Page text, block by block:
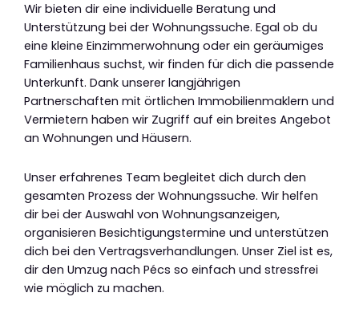
Wir bieten dir eine individuelle Beratung und
Unterstützung bei der Wohnungssuche. Egal ob du
eine kleine Einzimmerwohnung oder ein geräumiges
Familienhaus suchst, wir finden für dich die passende
Unterkunft. Dank unserer langjährigen
Partnerschaften mit örtlichen Immobilienmaklern und
Vermietern haben wir Zugriff auf ein breites Angebot
an Wohnungen und Häusern.
Unser erfahrenes Team begleitet dich durch den
gesamten Prozess der Wohnungssuche. Wir helfen
dir bei der Auswahl von Wohnungsanzeigen,
organisieren Besichtigungstermine und unterstützen
dich bei den Vertragsverhandlungen. Unser Ziel ist es,
dir den Umzug nach Pécs so einfach und stressfrei
wie möglich zu machen.